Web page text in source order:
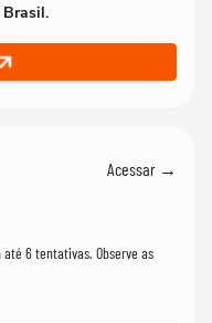
Acessar →
6 tentativas. Observe as